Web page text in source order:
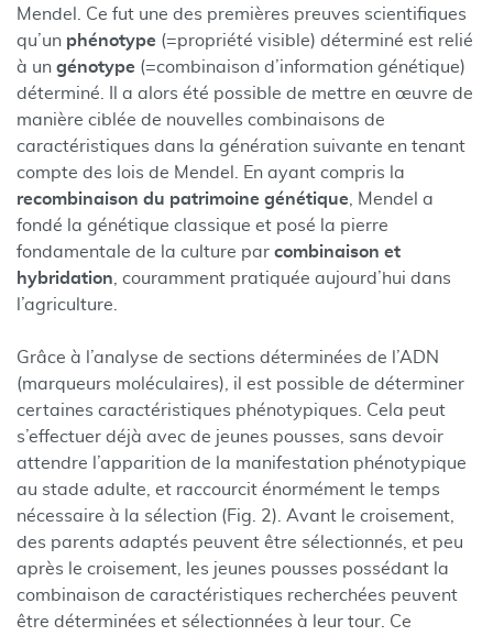
Mendel. Ce fut une des premières preuves scientifiques
qu’un phénotype (=propriété visible) déterminé est relié
à un génotype (=combinaison d’information génétique)
déterminé. Il a alors été possible de mettre en œuvre de
manière ciblée de nouvelles combinaisons de
caractéristiques dans la génération suivante en tenant
compte des lois de Mendel. En ayant compris la
recombinaison du patrimoine génétique , Mendel a
fondé la génétique classique et posé la pierre
fondamentale de la culture par combinaison et
hybridation , couramment pratiquée aujourd’hui dans
l’agriculture.
Grâce à l’analyse de sections déterminées de l’ADN
(marqueurs moléculaires), il est possible de déterminer
certaines caractéristiques phénotypiques. Cela peut
s’effectuer déjà avec de jeunes pousses, sans devoir
attendre l’apparition de la manifestation phénotypique
au stade adulte, et raccourcit énormément le temps
nécessaire à la sélection (Fig. 2). Avant le croisement,
des parents adaptés peuvent être sélectionnés, et peu
après le croisement, les jeunes pousses possédant la
combinaison de caractéristiques recherchées peuvent
être déterminées et sélectionnées à leur tour. Ce